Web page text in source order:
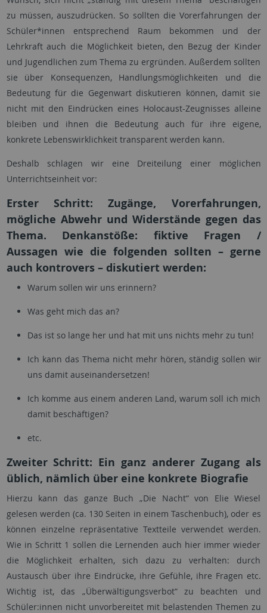
zu müssen, auszudrücken. So sollten die Vorerfahrungen der
Schüler*innen entsprechend Raum bekommen und der
Lehrkraft auch die Möglichkeit bieten, den Bezug der Kinder
und Jugendlichen zum Thema zu ergründen. Außerdem sollten
sie über Konsequenzen, Handlungsmöglichkeiten und die
Bedeutung für die Gegenwart diskutieren können, damit sie
nicht mit den Eindrücken eines Holocaust-Zeugnisses alleine
bleiben und ihnen die Bedeutung auch für ihre eigene,
konkrete Lebenswirklichkeit transparent werden kann.
Deshalb schlagen wir eine Dreiteilung einer möglichen
Unterrichtseinheit vor:
Erster Schritt:
Zugänge, Vorerfahrungen,
mögliche Abwehr und Widerstände gegen das
Thema. Denkanstöße: fiktive Fragen /
Aussagen wie die folgenden sollten – gerne
auch kontrovers – diskutiert werden:
Warum sollen wir uns erinnern?
Was geht mich das an?
Das ist so lange her und hat mit uns nichts mehr zu tun!
Ich kann das Thema nicht mehr hören, ständig sollen wir
uns damit auseinandersetzen!
Ich komme aus einem anderen Land, warum soll ich mich
damit beschäftigen?
etc.
Zweiter Schritt: Ein ganz anderer Zugang als
üblich, nämlich über eine konkrete Biografie
Hierzu kann das ganze Buch „Die Nacht“ von Elie Wiesel
gelesen werden (ca. 130 Seiten in einem Taschenbuch), oder es
können einzelne repräsentative Textteile verwendet werden.
Wie in Schritt 1 sollen die Lernenden auch hier immer wieder
die Möglichkeit erhalten, sich dazu zu verhalten: durch
Austausch über ihre Eindrücke, ihre Gefühle, ihre Fragen etc.
Wichtig ist, das „Überwältigungsverbot“ zu beachten und
Schüler:innen nicht unvorbereitet mit belastenden Themen zu